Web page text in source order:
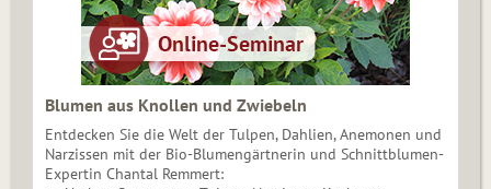
Blumen aus Knollen und Zwiebeln
Entdecken Sie die Welt der Tulpen, Dahlien, Anemonen und
Narzissen mit der Bio-Blumengärtnerin und Schnittblumen-
Expertin Chantal Remmert: